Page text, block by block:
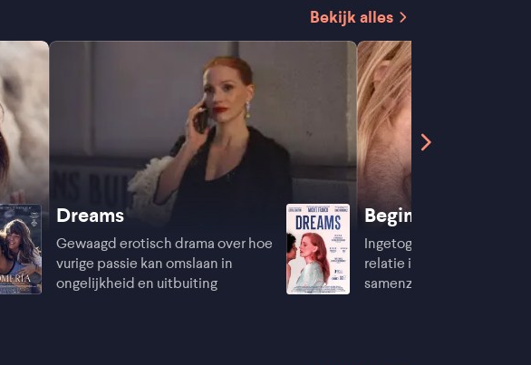
Bekijk alles
Dreams
Gewaagd erotisch drama over hoe
vurige passie kan omslaan in
ongelijkheid en uitbuiting
Beginnings
Ingetogen Deens drama
relatie in de tussenfase
samenzijn en scheiding